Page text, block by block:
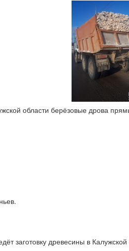
области берёзовые дрова
заготовку древесины в Калужской